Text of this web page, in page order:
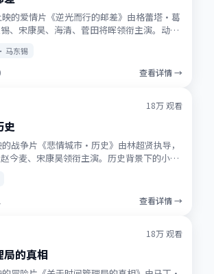
映的爱情片《逆光而行的邮差》由格蕾塔·葛
、宋康昊、海清、菅田将晖领衔主演。动画
稳定流畅。
马东锡
查看详情 →
★9.7
18万观看
史
战争片《悲情城市·历史》由林超贤执导，
今麦、宋康昊领衔主演。历史背景下的小人
畅播放。
查看详情 →
★9.5
18万观看
局的真相